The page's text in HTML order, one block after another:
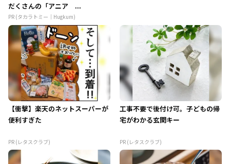
だくさんの「アニア ...
PR (タカラトミー｜Hugkum)
【衝撃】楽天のネットスーパーが
便利すぎた
PR (レタスクラブ)
工事不要で後付け可。子どもの帰
宅がわかる玄関キー
PR (レタスクラブ)